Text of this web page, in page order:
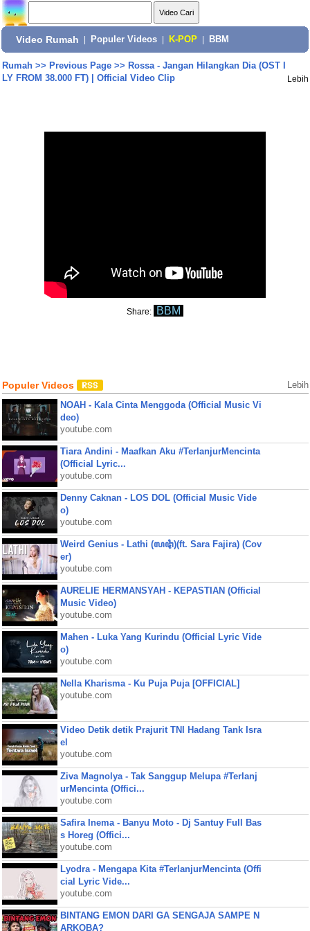
Video Rumah Populer Videos K-POP BBM
Rumah>> Previous Page>> Rossa - Jangan Hilangkan Dia (OST I
LY FROM 38.000 FT) | Official Video Clip
Lebih
Share: BBM
Populer Videos Lebih
NOAH - Kala Cinta Menggoda (Official Music Vi
deo)
youtube.com
Tiara Andini - Maafkan Aku #TerlanjurMencinta
(Official Lyric...
youtube.com
Denny Caknan - LOS DOL (Official Music Vide
o)
youtube.com
Weird Genius - Lathi (ꦭꦛꦶ)(ft. Sara Fajira) (Cov
er)
youtube.com
AURELIE HERMANSYAH - KEPASTIAN (Official
Music Video)
youtube.com
Mahen - Luka Yang Kurindu (Official Lyric Vide
o)
youtube.com
Nella Kharisma - Ku Puja Puja [OFFICIAL]
youtube.com
Video Detik detik Prajurit TNI Hadang Tank Isra
el
youtube.com
Ziva Magnolya - Tak Sanggup Melupa #Terlanj
urMencinta (Offici...
youtube.com
Safira Inema - Banyu Moto - Dj Santuy Full Bas
s Horeg (Offici...
youtube.com
Lyodra - Mengapa Kita #TerlanjurMencinta (Offi
cial Lyric Vide...
youtube.com
BINTANG EMON DARI GA SENGAJA SAMPE N
ARKOBA?